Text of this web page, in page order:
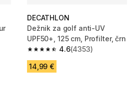
DECATHLON
Dežnik za golf anti-UV
UPF50+, 125 cm, Profilter, črn
4.6
4.6 od 5 zvezdic from 4353
(4353)
14,99 €